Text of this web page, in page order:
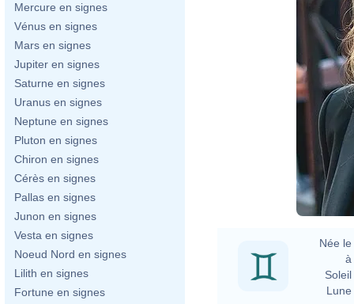
Mercure en signes
Vénus en signes
Mars en signes
Jupiter en signes
Saturne en signes
Uranus en signes
Neptune en signes
Pluton en signes
Chiron en signes
Cérès en signes
Pallas en signes
Junon en signes
Vesta en signes
Noeud Nord en signes
Lilith en signes
Fortune en signes
Née le
à
Soleil
Lune